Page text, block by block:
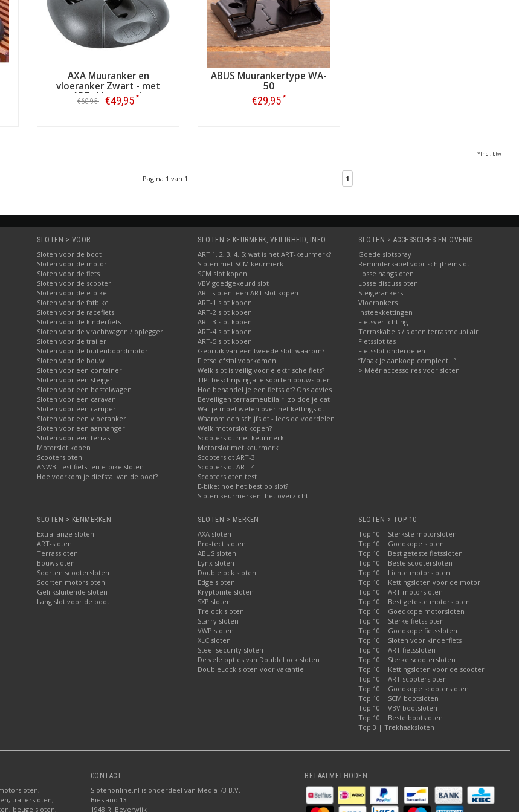
AXA Muuranker en
vloeranker Zwart - met
ART-4 keurmerk
€60,95 €49,95 *
ABUS Muurankertype WA-
50
€29,95 *
*Incl. btw
Pagina 1 van 1 1
SLOTEN > VOOR
Sloten voor de boot
Sloten voor de motor
Sloten voor de fiets
Sloten voor de scooter
Sloten voor de e-bike
Sloten voor de fatbike
Sloten voor de racefiets
Sloten voor de kinderfiets
Sloten voor de vrachtwagen / oplegger
Sloten voor de trailer
Sloten voor de buitenboordmotor
Sloten voor de bouw
Sloten voor een container
Sloten voor een steiger
Sloten voor een bestelwagen
Sloten voor een caravan
Sloten voor een camper
Sloten voor een vloeranker
Sloten voor een aanhanger
Sloten voor een terras
Motorslot kopen
Scootersloten
ANWB Test fiets- en e-bike sloten
Hoe voorkom je diefstal van de boot?
SLOTEN > KEURMERK, VEILIGHEID, INFO
ART 1, 2, 3, 4, 5: wat is het ART-keurmerk?
Sloten met SCM keurmerk
SCM slot kopen
VBV goedgekeurd slot
ART sloten: een ART slot kopen
ART-1 slot kopen
ART-2 slot kopen
ART-3 slot kopen
ART-4 slot kopen
ART-5 slot kopen
Gebruik van een tweede slot: waarom?
Fietsdiefstal voorkomen
Welk slot is veilig voor elektrische fiets?
TIP: beschrijving alle soorten bouwsloten
Hoe behandel je een fietsslot? Ons advies
Beveiligen terrasmeubilair: zo doe je dat
Wat je moet weten over het kettingslot
Waarom een schijfslot - lees de voordelen
Welk motorslot kopen?
Scooterslot met keurmerk
Motorslot met keurmerk
Scooterslot ART-3
Scooterslot ART-4
Scootersloten test
E-bike: hoe het best op slot?
Sloten keurmerken: het overzicht
SLOTEN > ACCESSOIRES EN OVERIG
Goede slotspray
Reminderkabel voor schijfremslot
Losse hangsloten
Losse discussloten
Steigerankers
Vloerankers
Insteekkettingen
Fietsverlichting
Terraskabels / sloten terrasmeubilair
Fietsslot tas
Fietsslot onderdelen
“Maak je aankoop compleet…”
> Méér accessoires voor sloten
SLOTEN > KENMERKEN
Extra lange sloten
ART-sloten
Terrassloten
Bouwsloten
Soorten scootersloten
Soorten motorsloten
Gelijksluitende sloten
Lang slot voor de boot
SLOTEN > MERKEN
AXA sloten
Pro-tect sloten
ABUS sloten
Lynx sloten
Doublelock sloten
Edge sloten
Kryptonite sloten
SXP sloten
Trelock sloten
Starry sloten
VWP sloten
XLC sloten
Steel security sloten
De vele opties van DoubleLock sloten
DoubleLock sloten voor vakantie
SLOTEN > TOP 10
Top 10 | Sterkste motorsloten
Top 10 | Goedkope sloten
Top 10 | Best geteste fietssloten
Top 10 | Beste scootersloten
Top 10 | Lichte motorsloten
Top 10 | Kettingsloten voor de motor
Top 10 | ART motorsloten
Top 10 | Best geteste motorsloten
Top 10 | Goedkope motorsloten
Top 10 | Sterke fietssloten
Top 10 | Goedkope fietssloten
Top 10 | Sloten voor kinderfiets
Top 10 | ART fietssloten
Top 10 | Sterke scootersloten
Top 10 | Kettingsloten voor de scooter
Top 10 | ART scootersloten
Top 10 | Goedkope scootersloten
Top 10 | SCM bootsloten
Top 10 | VBV bootsloten
Top 10 | Beste bootsloten
Top 3 | Trekhaaksloten
trailersloten,
beugelsloten,
CONTACT
Slotenonline.nl is onderdeel van Media 73 B.V.
Biesland 13
1948 RJ Beverwijk
BETAALMETHODEN